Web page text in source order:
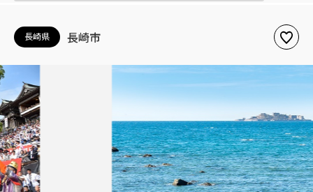
長崎県 長崎市